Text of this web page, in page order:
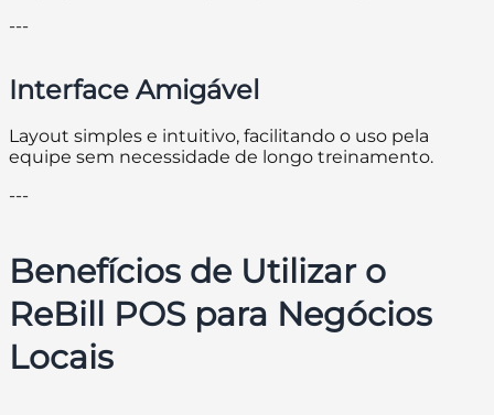
---
Interface Amigável
Layout simples e intuitivo, facilitando o uso pela
equipe sem necessidade de longo treinamento.
---
Benefícios de Utilizar o
ReBill POS para Negócios
Locais